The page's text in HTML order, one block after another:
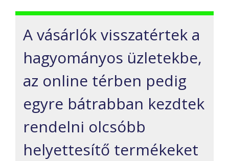
A vásárlók visszatértek a
hagyományos üzletekbe,
az online térben pedig
egyre bátrabban kezdtek
rendelni olcsóbb
helyettesítő termékeket